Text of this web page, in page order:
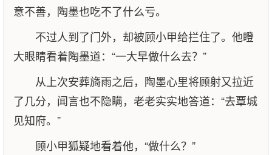
意不善，陶墨也吃不了什么亏。
不过人到了门外，却被顾小甲给拦住了。他瞪
大眼睛看着陶墨道：“一大早做什么去？”
从上次安葬旖雨之后，陶墨心里将顾射又拉近
了几分，闻言也不隐瞒，老老实实地答道：“去覃城
见知府。”
顾小甲狐疑地看着他，“做什么？”